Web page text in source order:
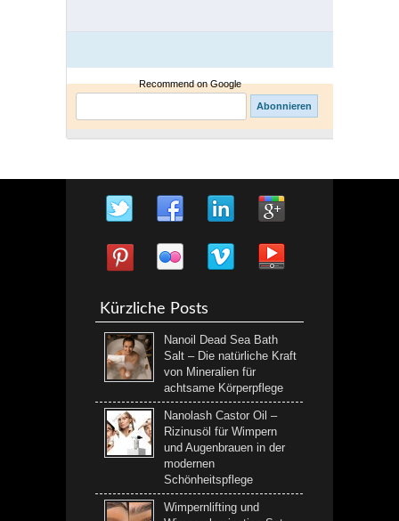
Recommend on Google
Kürzliche Posts
Nanoil Dead Sea Bath
Salt – Die natürliche Kraft
von Mineralien für
achtsame Körperpflege
Nanolash Castor Oil –
Rizinusöl für Wimpern
und Augenbrauen in der
modernen
Schönheitspflege
Wimpernlifting und